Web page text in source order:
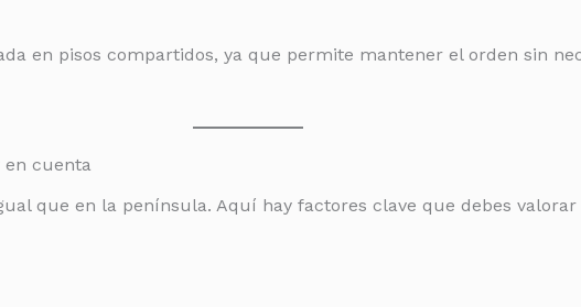
en pisos compartidos, ya que permite mantener el orden sin
en cuenta
que en la península. Aquí hay factores clave que debes